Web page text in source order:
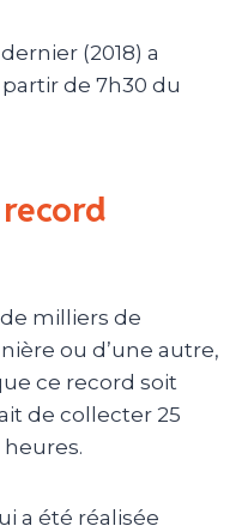
(2018) a
de 7h30 du
milliers de
ou d’une autre,
ce record soit
de collecter 25
a été réalisée